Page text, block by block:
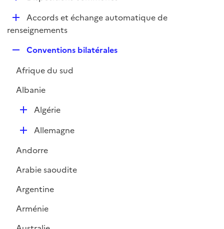
l
i
e
r
p
l
r
D
é
i
e
r
Accords et échange automatique de
renseignements
p
l
e
Conventions bilatérales
Afrique du sud
Albanie
D
p
l
i
e
Algérie
D
p
l
e
Allemagne
Andorre
Arabie saoudite
Argentine
Arménie